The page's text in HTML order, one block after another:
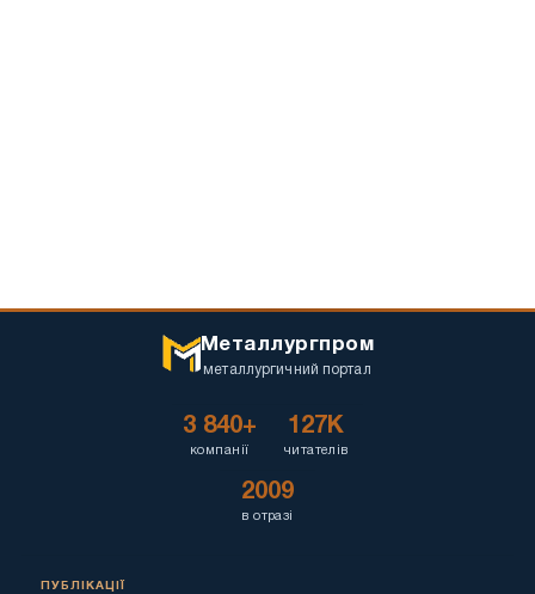
Металлургпром
металлургичний портал
3 840+
компанії
127K
читателів
2009
в отразі
ПУБЛІКАЦІЇ